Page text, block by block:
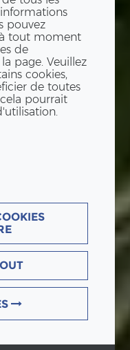
pouvez
tout moment
de
page. Veuillez
cookies,
de toutes
pourrait